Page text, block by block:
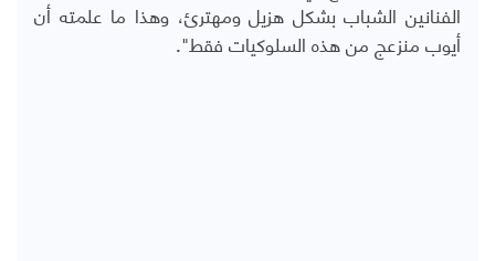
الفنانين الشباب بشكل هزيل ومهترئ، وهذا ما علمته أن
أيوب منزعج من هذه السلوكيات فقط".